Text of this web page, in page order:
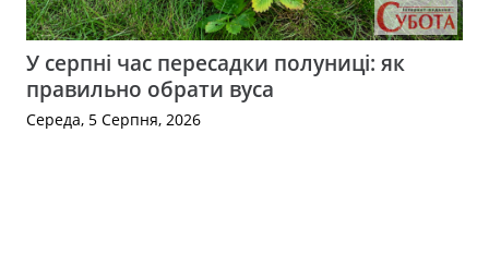
У серпні час пересадки полуниці: як
правильно обрати вуса
Середа, 5 Серпня, 2026